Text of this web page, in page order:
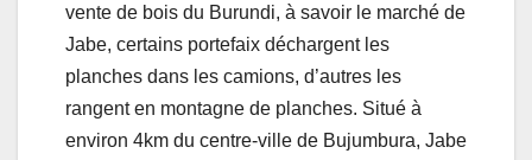
vente de bois du Burundi, à savoir le marché de
Jabe, certains portefaix déchargent les
planches dans les camions, d’autres les
rangent en montagne de planches. Situé à
environ 4km du centre-ville de Bujumbura, Jabe